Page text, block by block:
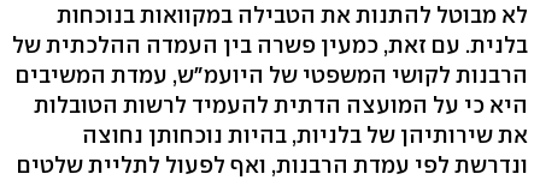
לא מבוטל להתנות את הטבילה במקוואות בנוכחות
בלנית. עם זאת, כמעין פשרה בין העמדה ההלכתית של
הרבנות לקושי המשפטי של היועמ"ש, עמדת המשיבים
היא כי על המועצה הדתית להעמיד לרשות הטובלות
את שירותיהן של בלניות, בהיות נוכחותן נחוצה
ונדרשת לפי עמדת הרבנות, ואף לפעול לתליית שלטים